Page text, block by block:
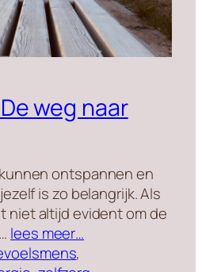
weg naar
ontspannen en
is zo belangrijk. Als
niet altijd evident om de
lees meer…